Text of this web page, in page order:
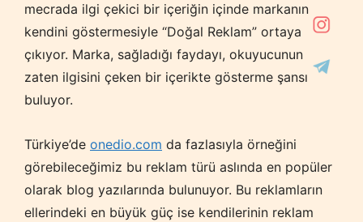
mecrada ilgi çekici bir içeriğin içinde markanın
kendini göstermesiyle “Doğal Reklam” ortaya
çıkıyor. Marka, sağladığı faydayı, okuyucunun
zaten ilgisini çeken bir içerikte gösterme şansı
buluyor.
Türkiye’de onedio.com da fazlasıyla örneğini
görebileceğimiz bu reklam türü aslında en popüler
olarak blog yazılarında bulunuyor. Bu reklamların
ellerindeki en büyük güç ise kendilerinin reklam